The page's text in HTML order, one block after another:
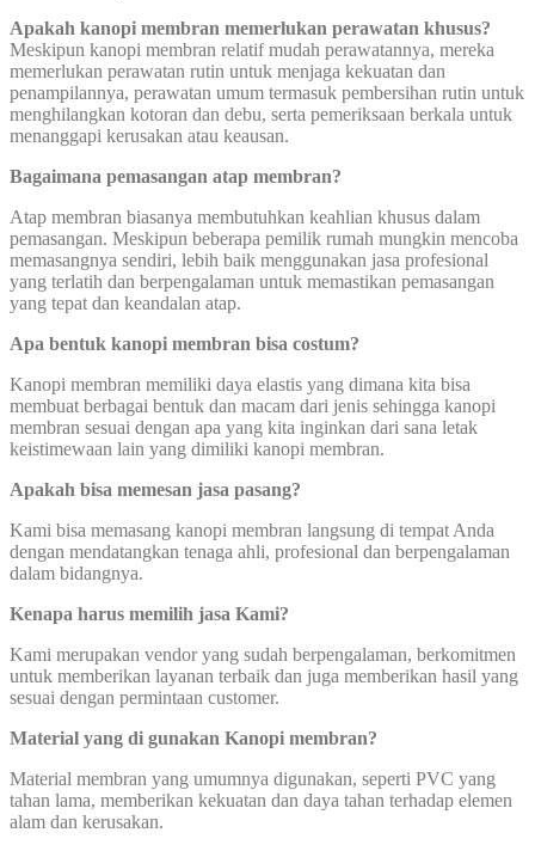
Apakah kanopi membran memerlukan perawatan khusus?
Meskipun kanopi membran relatif mudah perawatannya, mereka
memerlukan perawatan rutin untuk menjaga kekuatan dan
penampilannya, perawatan umum termasuk pembersihan rutin untuk
menghilangkan kotoran dan debu, serta pemeriksaan berkala untuk
menanggapi kerusakan atau keausan.
Bagaimana pemasangan atap membran?
Atap membran biasanya membutuhkan keahlian khusus dalam
pemasangan. Meskipun beberapa pemilik rumah mungkin mencoba
memasangnya sendiri, lebih baik menggunakan jasa profesional
yang terlatih dan berpengalaman untuk memastikan pemasangan
yang tepat dan keandalan atap.
Apa bentuk kanopi membran bisa costum?
Kanopi membran memiliki daya elastis yang dimana kita bisa
membuat berbagai bentuk dan macam dari jenis sehingga kanopi
membran sesuai dengan apa yang kita inginkan dari sana letak
keistimewaan lain yang dimiliki kanopi membran.
Apakah bisa memesan jasa pasang?
Kami bisa memasang kanopi membran langsung di tempat Anda
dengan mendatangkan tenaga ahli, profesional dan berpengalaman
dalam bidangnya.
Kenapa harus memilih jasa Kami?
Kami merupakan vendor yang sudah berpengalaman, berkomitmen
untuk memberikan layanan terbaik dan juga memberikan hasil yang
sesuai dengan permintaan customer.
Material yang di gunakan Kanopi membran?
Material membran yang umumnya digunakan, seperti PVC yang
tahan lama, memberikan kekuatan dan daya tahan terhadap elemen
alam dan kerusakan.